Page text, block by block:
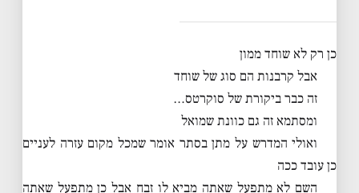
כן רק לא שוחד ממון
אבל קרבנות הם סוג של שוחד
זה כבר ביקורת של סוקרטס…
ומסתמא זה גם כוונת שמואל
ואולי המדרש על מתן בסתר אומר שמכל מקום עזרה לעניים
כן עובד ככה
השם לא מתפעל שאתה מביא לו זבח אבל כן מתפעל שאתה